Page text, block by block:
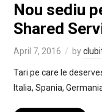
Nou sediu
Shared
April 7, 2016 by
Tari pe care le
Italia, Spania,